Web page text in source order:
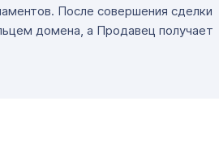
После совершения сделки
домена, а Продавец получает